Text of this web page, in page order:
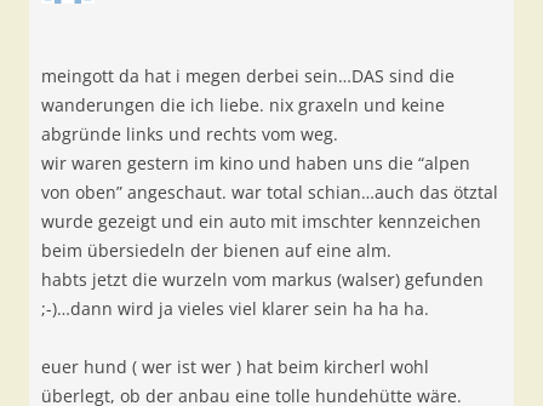
meingott da hat i megen derbei sein…DAS sind die
wanderungen die ich liebe. nix graxeln und keine
abgründe links und rechts vom weg.
wir waren gestern im kino und haben uns die “alpen
von oben” angeschaut. war total schian…auch das ötztal
wurde gezeigt und ein auto mit imschter kennzeichen
beim übersiedeln der bienen auf eine alm.
habts jetzt die wurzeln vom markus (walser) gefunden
;-)…dann wird ja vieles viel klarer sein ha ha ha.
euer hund ( wer ist wer ) hat beim kircherl wohl
überlegt, ob der anbau eine tolle hundehütte wäre.